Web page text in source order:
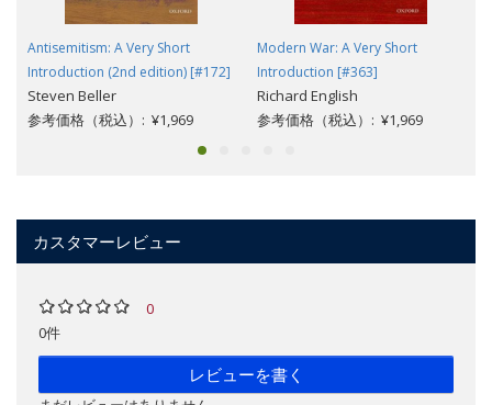
Antisemitism: A Very Short
Introduction (2nd edition) [#172]
Steven Beller
参考価格（税込）: ¥1,969
Modern War: A Very Short
Introduction [#363]
Richard English
参考価格（税込）: ¥1,969
カスタマーレビュー
0
0件
レビューを書く